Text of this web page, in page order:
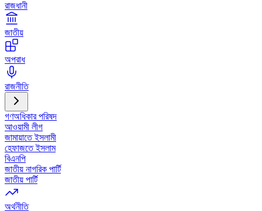
রাজধানী
জাতীয়
অপরাধ
রাজনীতি
গণঅধিকার পরিষদ
আওয়ামী লীগ
জামায়াতে ইসলামী
হেফাজতে ইসলাম
বিএনপি
জাতীয় নাগরিক পার্টি
জাতীয় পার্টি
অর্থনীতি